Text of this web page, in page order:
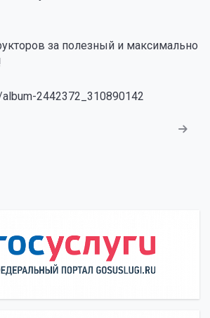
за полезный и максимально
2442372_310890142